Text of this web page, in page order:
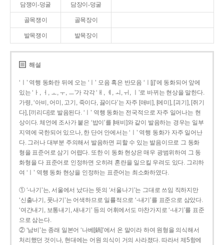
담쟁이-덩굴 담장이-덩굴
골목쟁이 골목장이
발목쟁이 발목장이
해설
‘ㅣ’ 역행 동화란 뒤에 오는 ‘ㅣ’ 모음 혹은 반모음 ‘ㅣ[j]’에 동화되어 앞에
있는 ‘ㅏ, ㅓ, ㅗ, ㅜ, ㅡ’가 각각 ‘ㅐ, ㅔ, ㅚ, ㅟ, ㅣ’로 바뀌는 현상을 말한다.
가령, ‘아비, 어미, 고기, 죽이다, 끓이다’는 자주 [애비], [에미], [괴기], [쥐기
다], [끼리다]로 발음된다. ‘ㅣ’ 역행 동화는 전국적으로 자주 일어나는 현
상이다. 체언에 조사가 붙은 ‘밥이’를 [배비]와 같이 발음하는 경우는 일부
지역에 국한되어 있으나, 한 단어 안에서는 ‘ㅣ’ 역행 동화가 자주 일어난
다. 그러나 대부분 주의해서 발음하면 피할 수 있는 발음이므로 그 동화
형을 표준어로 삼기 어렵다. 또한 이 동화 현상은 매우 광범위하여 그 동
화형을 다 표준어로 인정하면 오히려 혼란을 일으킬 우려도 있다. 그리하
여 ‘ㅣ’ 역행 동화 현상을 인정하는 표준어는 최소화하였다.
① ‘-나기’는, 서울에서 났다는 뜻의 ‘서울나기’는 그대로 쓰임 직하지만
‘신출나기, 풋나기’는 어색하므로 일률적으로 ‘-내기’를 표준으로 삼았다.
‘여간내기, 보통내기, 새내기’ 등의 어휘에서도 마찬가지로 ‘-내기’를 표준
으로 삼는다.
② ‘남비’는 종래 일본어 ‘나베[鍋]’에서 온 말이라 하여 원형을 의식해서
처리했던 것이나, 현대에는 어원 의식이 거의 사라졌다. 따라서 제5항에